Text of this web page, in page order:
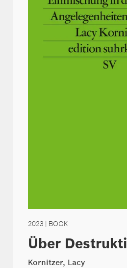
2023 | BOOK
Über
Kornitzer, Lacy